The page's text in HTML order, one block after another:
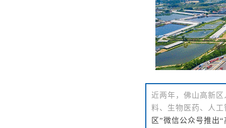
近两年，佛山高新
料、生物医药、人
区”微信公众号推出“